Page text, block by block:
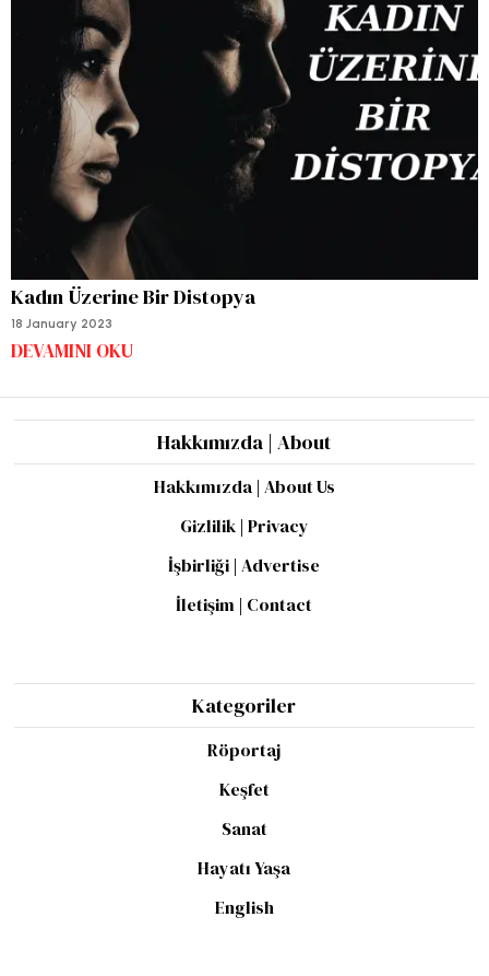
Kadın Üzerine Bir Distopya
18 January 2023
DEVAMINI OKU
Hakkımızda | About
Hakkımızda | About Us
Gizlilik | Privacy
İşbirliği | Advertise
İletişim | Contact
Kategoriler
Röportaj
Keşfet
Sanat
Hayatı Yaşa
English